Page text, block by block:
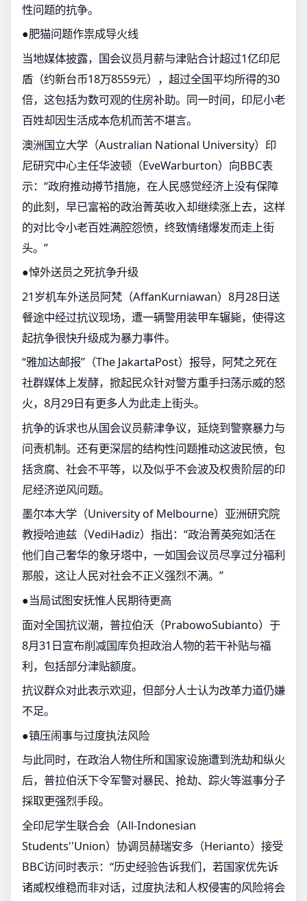
性问题的抗争。
●肥猫问题作祟成导火线
当地媒体披露，国会议员月薪与津贴合计超过1亿印尼
盾（约新台币18万8559元），超过全国平均所得的30
倍，这包括为数可观的住房补助。同一时间，印尼小老
百姓却因生活成本危机而苦不堪言。
澳洲国立大学（Australian National University）印
尼研究中心主任华波顿（EveWarburton）向BBC表
示：“政府推动撙节措施，在人民感觉经济上没有保障
的此刻，早已富裕的政治菁英收入却继续涨上去，这样
的对比令小老百姓满腔怨愤，终致情绪爆发而走上街
头。”
●悼外送员之死抗争升级
21岁机车外送员阿梵（AffanKurniawan）8月28日送
餐途中经过抗议现场，遭一辆警用装甲车辗毙，使得这
起抗争很快升级成为暴力事件。
“雅加达邮报”（The JakartaPost）报导，阿梵之死在
社群媒体上发酵，掀起民众针对警方重手扫荡示威的怒
火，8月29日有更多人为此走上街头。
抗争的诉求也从国会议员薪津争议，延烧到警察暴力与
问责机制。还有更深层的结构性问题推动这波民愤，包
括贪腐、社会不平等，以及似乎不会波及权贵阶层的印
尼经济逆风问题。
墨尔本大学（University of Melbourne）亚洲研究院
教授哈迪兹（VediHadiz）指出：“政治菁英宛如活在
他们自己奢华的象牙塔中，一如国会议员尽享过分福利
那般，这让人民对社会不正义强烈不满。”
●当局试图安抚惟人民期待更高
面对全国抗议潮，普拉伯沃（PrabowoSubianto）于
8月31日宣布削减国库负担政治人物的若干补贴与福
利，包括部分津贴额度。
抗议群众对此表示欢迎，但部分人士认为改革力道仍嫌
不足。
●镇压闹事与过度执法风险
与此同时，在政治人物住所和国家设施遭到洗劫和纵火
后，普拉伯沃下令军警对暴民、抢劫、踪火等滋事分子
採取更强烈手段。
全印尼学生联合会（All-Indonesian
Students''Union）协调员赫瑞安多（Herianto）接受
BBC访问时表示：“历史经验告诉我们，若国家优先诉
诸威权维稳而非对话，过度执法和人权侵害的风险将会